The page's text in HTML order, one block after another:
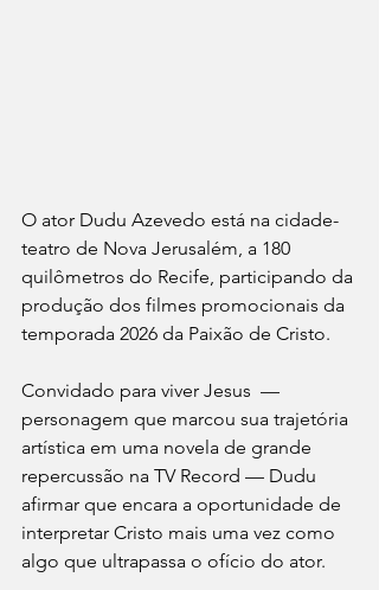
O ator Dudu Azevedo está na cidade-
teatro de Nova Jerusalém, a 180
quilômetros do Recife, participando da
produção dos filmes promocionais da
temporada 2026 da Paixão de Cristo.
Convidado para viver Jesus  —
personagem que marcou sua trajetória
artística em uma novela de grande
repercussão na TV Record — Dudu
afirmar que encara a oportunidade de
interpretar Cristo mais uma vez como
algo que ultrapassa o ofício do ator.